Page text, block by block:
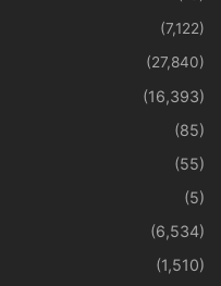
(7,122)
(27,840)
(16,393)
(85)
(55)
(5)
(6,534)
(1,510)